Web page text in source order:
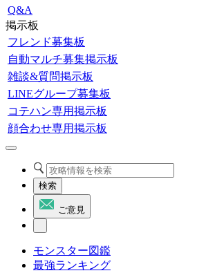
Q&A
掲示板
フレンド募集板
自動マルチ募集掲示板
雑談&質問掲示板
LINEグループ募集板
コテハン専用掲示板
顔合わせ専用掲示板
検索
ご意見
モンスター図鑑
最強ランキング